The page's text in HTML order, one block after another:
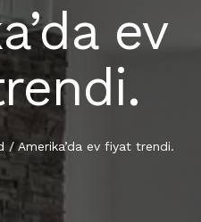
ev
/ Amerika’da ev fiyat trendi.